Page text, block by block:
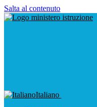
Salta al contenuto
Italiano